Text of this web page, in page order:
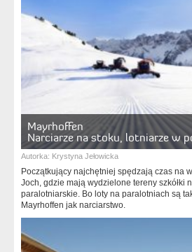
Mayrhoffen
Narciarze na stoku, lotniarze w
Autorka: Krystyna Jełowicka
Początkujący najchętniej spędzają czas na
Joch, gdzie mają wydzielone tereny szkółki
paralotniarskie. Bo loty na paralotniach są
Mayrhoffen jak narciarstwo.